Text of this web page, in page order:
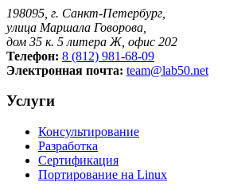
198095, г. Санкт-Петербург,
улица Маршала Говорова,
дом 35 к. 5 литера Ж, офис 202
Телефон: 8 (812) 981-68-09
Электронная почта: team@lab50.net
Услуги
Консультирование
Разработка
Сертификация
Портирование на Linux